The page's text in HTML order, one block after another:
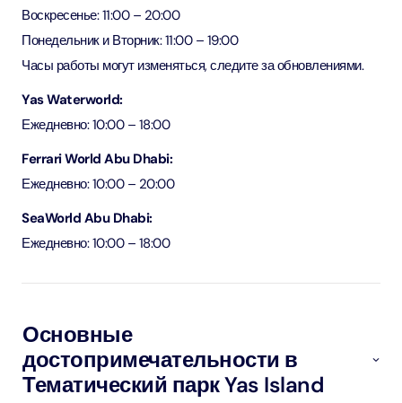
Воскресенье: 11:00 – 20:00
Понедельник и Вторник: 11:00 – 19:00
Часы работы могут изменяться, следите за обновлениями.
Yas Waterworld:
Ежедневно: 10:00 – 18:00
Ferrari World Abu Dhabi:
Ежедневно: 10:00 – 20:00
SeaWorld Abu Dhabi:
Ежедневно: 10:00 – 18:00
Основные
достопримечательности в
Тематический парк Yas Island